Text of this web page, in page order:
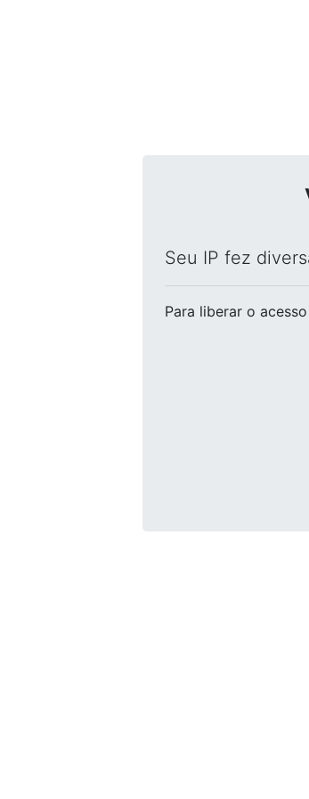
Seu IP fez
Para liberar o acesso